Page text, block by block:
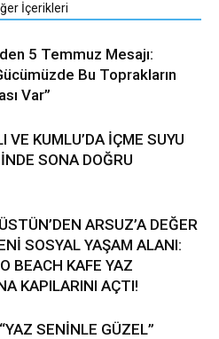
İçerikleri
5 Temmuz Mesajı:
Bu Toprakların
Var”
VE KUMLU’DA İÇME SUYU
SONA DOĞRU
ARSUZ’A DEĞER
SOSYAL YAŞAM ALANI:
BEACH KAFE YAZ
KAPILARINI AÇTI!
SENİNLE GÜZEL”